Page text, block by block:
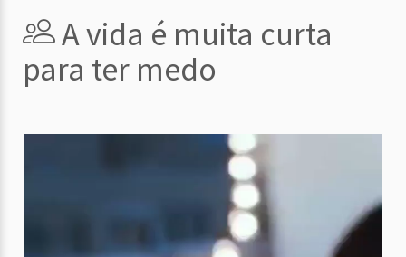
A vida é muita curta
para ter medo